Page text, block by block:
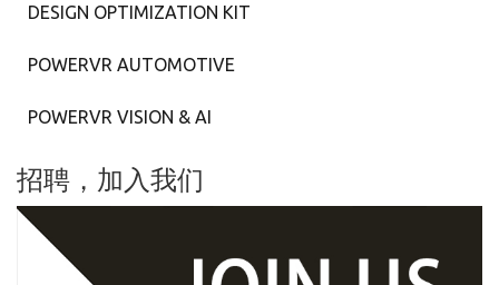
DESIGN OPTIMIZATION KIT
POWERVR AUTOMOTIVE
POWERVR VISION & AI
招聘，加入我们